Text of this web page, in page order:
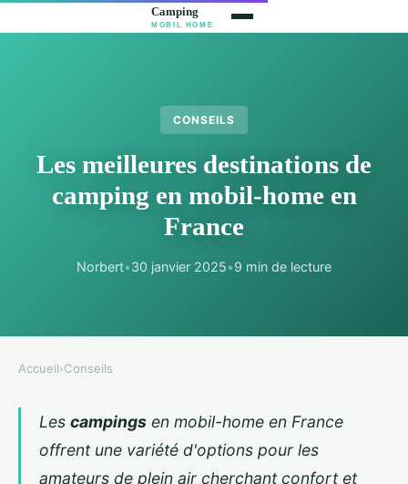
CONSEILS
Les meilleures destinations de
camping en mobil-home en
France
Norbert•30 janvier 2025•9 min de lecture
Accueil›Conseils
Les campings en mobil-home en France
offrent une variété d'options pour les
amateurs de plein air cherchant confort et